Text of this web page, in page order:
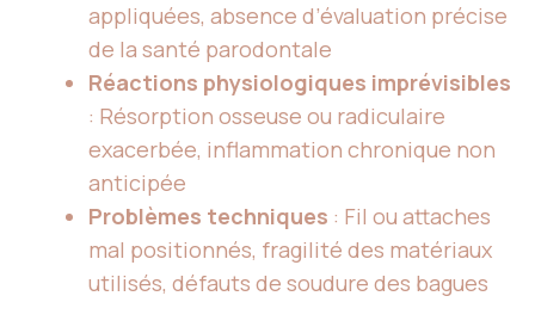
appliquées, absence d’évaluation précise
de la santé parodontale
Réactions physiologiques imprévisibles
: Résorption osseuse ou radiculaire
exacerbée, inflammation chronique non
anticipée
Problèmes techniques : Fil ou attaches
mal positionnés, fragilité des matériaux
utilisés, défauts de soudure des bagues